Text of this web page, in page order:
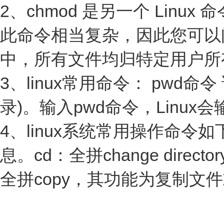
2、chmod 是另一个 Linux
此命令相当复杂，因此您可
中，所有文件均归特定用户
3、linux常用命令： pwd命
录)。输入pwd命令，Linux会
4、linux系统常用操作命令如
息。cd：全拼change
全拼copy，其功能为复制文